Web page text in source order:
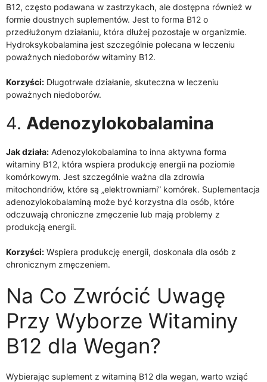
B12, często podawana w zastrzykach, ale dostępna również w
formie doustnych suplementów. Jest to forma B12 o
przedłużonym działaniu, która dłużej pozostaje w organizmie.
Hydroksykobalamina jest szczególnie polecana w leczeniu
poważnych niedoborów witaminy B12.
Korzyści: Długotrwałe działanie, skuteczna w leczeniu
poważnych niedoborów.
4. Adenozylokobalamina
Jak działa: Adenozylokobalamina to inna aktywna forma
witaminy B12, która wspiera produkcję energii na poziomie
komórkowym. Jest szczególnie ważna dla zdrowia
mitochondriów, które są „elektrowniami” komórek. Suplementacja
adenozylokobalaminą może być korzystna dla osób, które
odczuwają chroniczne zmęczenie lub mają problemy z
produkcją energii.
Korzyści: Wspiera produkcję energii, doskonała dla osób z
chronicznym zmęczeniem.
Na Co Zwrócić Uwagę
Przy Wyborze Witaminy
B12 dla Wegan?
Wybierając suplement z witaminą B12 dla wegan, warto wziąć